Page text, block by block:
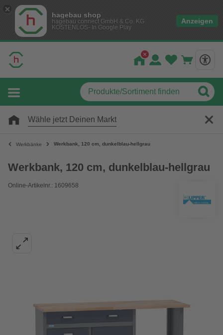
hagebau shop
hagebau connect GmbH & Co. KG
KOSTENLOS- In Google Play
Anzeigen
Wähle jetzt Deinen Markt
Werkbänke Werkbank, 120 cm, dunkelblau-hellgrau
Werkbank, 120 cm, dunkelblau-hellgrau
Online-Artikelnr.: 1609658